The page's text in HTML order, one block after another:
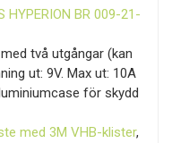
HYPERION BR 009-21-
med två utgångar (kan
ut: 9V. Max ut: 10A
för skydd
med 3M VHB-klister,